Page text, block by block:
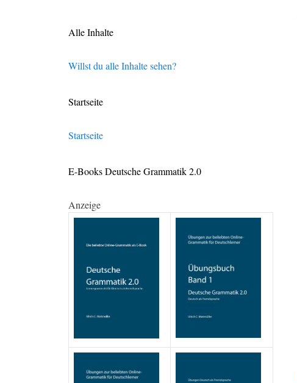
Alle Inhalte
Willst du alle Inhalte sehen?
Startseite
Startseite
E-Books Deutsche Grammatik 2.0
Anzeige